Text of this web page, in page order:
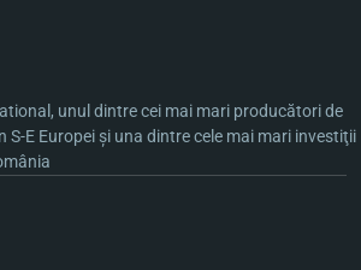
unul dintre cei mai mari producători de
S-E Europei şi una dintre cele mai mari investiţii